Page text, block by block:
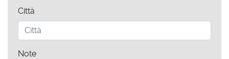
Città
Note